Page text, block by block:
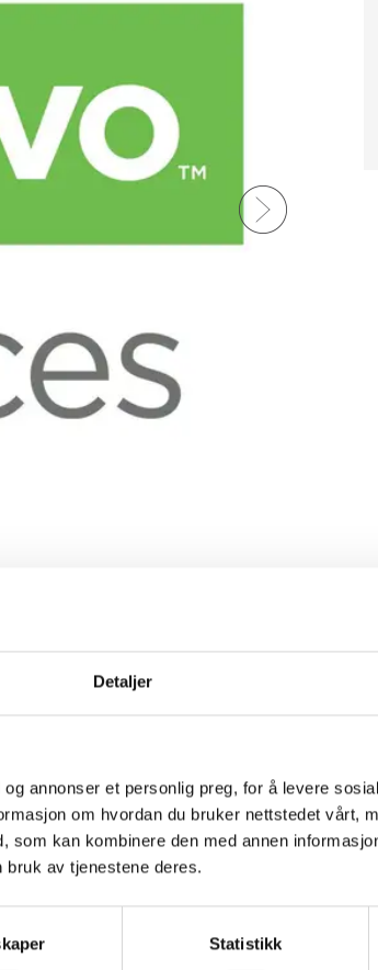
Detaljer
annonser et personlig preg, for å levere
om hvordan du bruker nettstedet vårt,
som kan kombinere den med annen
bruk av tjenestene deres.
Statistikk
- Utvidet serviceavtale -
Gen 4; Z13 Gen 1; Z16 Gen 1
teknikerne dine kan fokusere på det som
service- og supportløsninger.
tjenestene Accidental Damage
grenser.